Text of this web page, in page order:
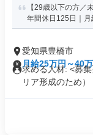
【29歳以下の方／
年間休日125日｜月
愛知県豊橋市
月給25万円～40
求める人材: <募
リア形成のため）